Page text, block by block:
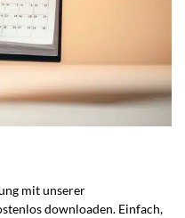
mit unserer
downloaden. Einfach,